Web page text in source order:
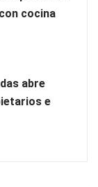
cocina
abre
e